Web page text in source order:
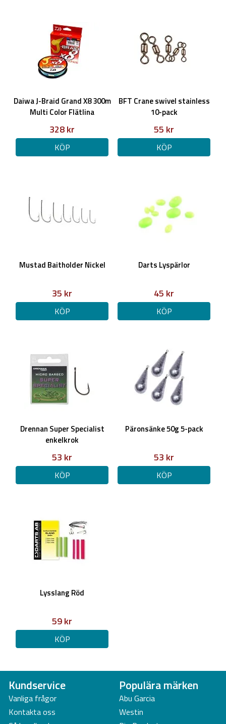
Daiwa J-Braid Grand X8 300m
Multi Color Flätlina
328 kr
KÖP
BFT Crane swivel stainless
10-pack
55 kr
KÖP
Mustad Baitholder Nickel
35 kr
KÖP
Darts Lyspärlor
45 kr
KÖP
Drennan Super Specialist
enkelkrok
53 kr
KÖP
Päronsänke 50g 5-pack
53 kr
KÖP
Lysslang Röd
59 kr
KÖP
Kundservice
Vanliga frågor
Kontakta oss
Populära märken
Abu Garcia
Westin